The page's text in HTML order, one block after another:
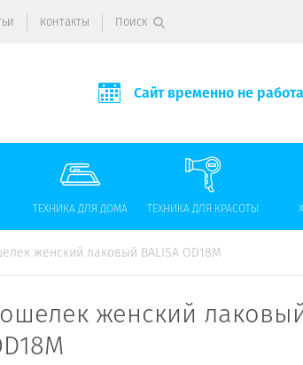
Контакты Поиск
Сайт временно не
ТЕХНИКА ДЛЯ ДОМА ТЕХНИКА ДЛЯ КРАСОТЫ
женский лаковый BALISA OD18M
женский